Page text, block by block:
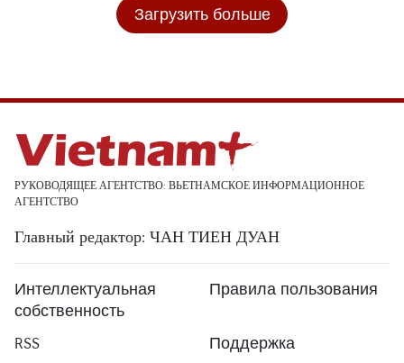
Загрузить больше
РУКОВОДЯЩЕЕ АГЕНТСТВО: ВЬЕТНАМСКОЕ ИНФОРМАЦИОННОЕ
АГЕНТСТВО
Главный редактор: ЧАН ТИЕН ДУАН
Интеллектуальная
собственность
Правила пользования
RSS Поддержка